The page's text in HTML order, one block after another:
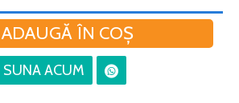
ADAUGĂ ÎN COŞ
SUNA ACUM